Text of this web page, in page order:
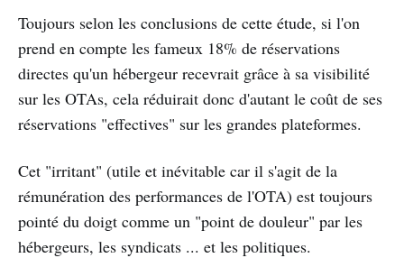
Toujours selon les conclusions de cette étude, si l'on
prend en compte les fameux 18% de réservations
directes qu'un hébergeur recevrait grâce à sa visibilité
sur les OTAs, cela réduirait donc d'autant le coût de ses
réservations "effectives" sur les grandes plateformes.
Cet "irritant" (utile et inévitable car il s'agit de la
rémunération des performances de l'OTA) est toujours
pointé du doigt comme un "point de douleur" par les
hébergeurs, les syndicats ... et les politiques.